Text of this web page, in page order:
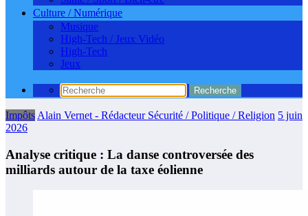
Culture / Numérique
Musique
High-Tech / Jeux Vidéo
High-Tech
Jeux
Impôts Alain Vernet - Rédacteur Sécurité / Politique / Religion 5 juin
2026
Analyse critique : La danse controversée des
milliards autour de la taxe éolienne